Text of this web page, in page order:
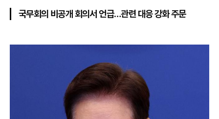
국무회의 비공개 회의서 언급…관련 대응 강화 주문